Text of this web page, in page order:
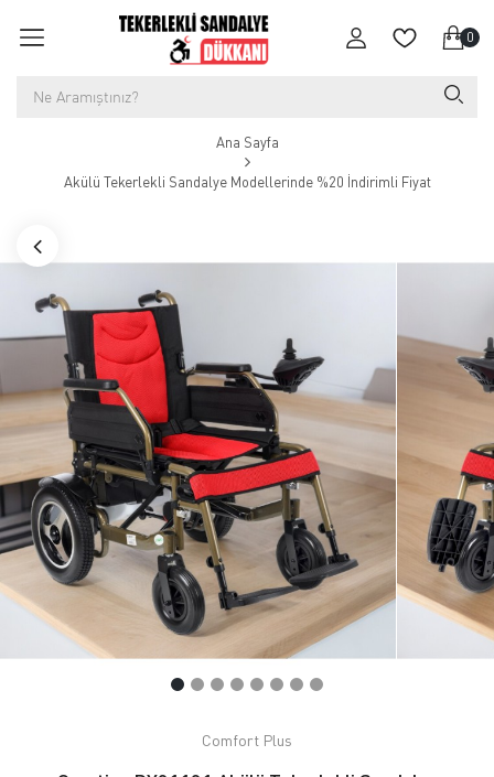
0
Ana Sayfa
Akülü Tekerlekli Sandalye Modellerinde %20 İndirimli Fiyat
Comfort Plus